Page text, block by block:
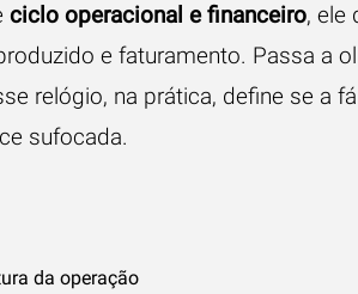
ciclo operacional e financeiro, ele
e faturamento. Passa a
relógio, na prática, define se a
sufocada.
da operação